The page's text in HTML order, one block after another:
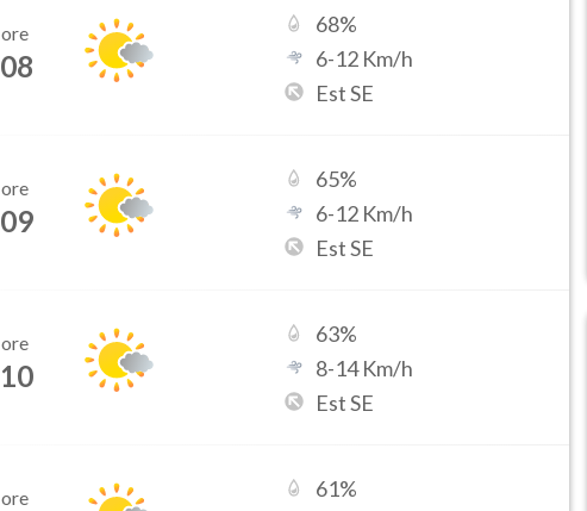
ore
08
68%
6-12 Km/h
Est SE
ore
09
65%
6-12 Km/h
Est SE
ore
10
63%
8-14Km/h
Est SE
ore 61%